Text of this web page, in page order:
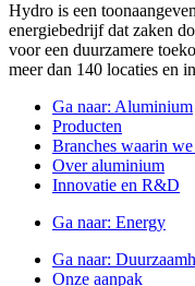
Hydro is een
energiebedrijf dat zaken
voor een duurzamere
meer dan 140 locaties en
Ga naar: Aluminium
Producten
Branches waarin
Over aluminium
Innovatie en R&D
Ga naar: Energy
Ga naar:
Onze aanpak